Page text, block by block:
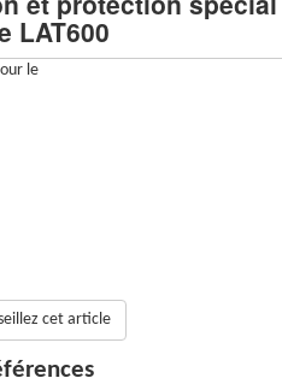
LAT600
le
cet article